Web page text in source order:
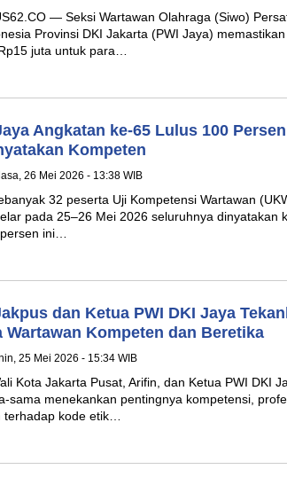
— Seksi Wartawan Olahraga (Siwo)
Provinsi DKI Jakarta (PWI Jaya)
juta untuk para…
Angkatan ke-65 Lulus 100
Kompeten
26 Mei 2026 - 13:38 WIB
32 peserta Uji Kompetensi Wartawan
pada 25–26 Mei 2026 seluruhnya dinyatakan
ini…
dan Ketua PWI DKI Jaya
Wartawan Kompeten dan Beretika
25 Mei 2026 - 15:34 WIB
Kota Jakarta Pusat, Arifin, dan Ketua PWI DKI
sama menekankan pentingnya kompetensi,
kode etik…